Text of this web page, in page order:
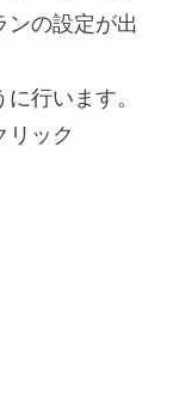
ンの設定が出
行います。
ック